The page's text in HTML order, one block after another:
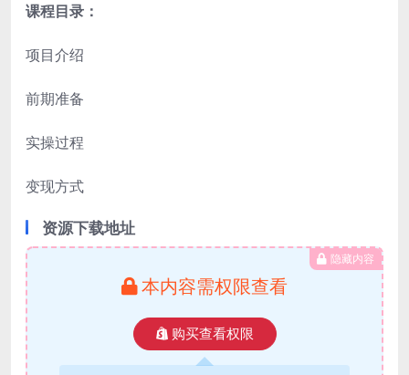
课程目录：
项目介绍
前期准备
实操过程
变现方式
资源下载地址
隐藏内容
本内容需权限查看
购买查看权限